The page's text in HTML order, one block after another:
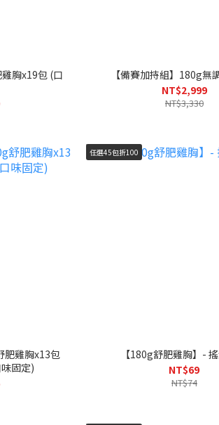
胸x19包 (口
【備賽加持組】180g無
NT$2,999
NT$3,330
肥雞胸x13包
固定)
任選45包折100
【180g舒肥雞胸】-
NT$69
NT$74